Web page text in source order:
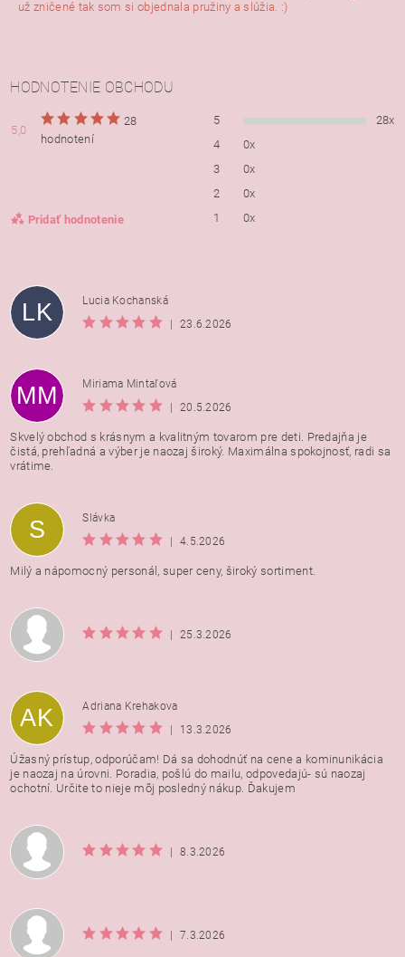
už zničené tak som si objednala pružiny a slúžia. :)
HODNOTENIE OBCHODU
5,0
28
hodnotení
Pridať hodnotenie
5
28x
4
0x
3
0x
2
0x
1
0x
Vložením hodnotenie súhlasíte s
osobných údajov
LK
Lucia Kochanská
23.6.2026
MM
Miriama Mintaľová
20.5.2026
Skvelý obchod s krásnym a kvalitným tovarom pre deti. Predajňa je
čistá, prehľadná a výber je naozaj široký. Maximálna spokojnosť, radi sa
vrátime.
S
Slávka
4.5.2026
Milý a nápomocný personál, super ceny, široký sortiment.
25.3.2026
AK
Adriana Krehakova
13.3.2026
Úžasný prístup, odporúčam! Dá sa dohodnúť na cene a kominunikácia
je naozaj na úrovni. Poradia, pošlú do mailu, odpovedajú- sú naozaj
ochotní. Určite to nieje môj posledný nákup. Ďakujem
8.3.2026
7.3.2026